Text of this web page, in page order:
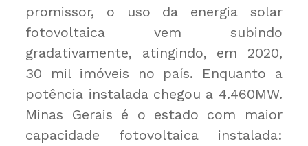
promissor, o uso da energia solar
fotovoltaica vem subindo
gradativamente, atingindo, em 2020,
30 mil imóveis no país. Enquanto a
potência instalada chegou a 4.460MW.
Minas Gerais é o estado com maior
capacidade fotovoltaica instalada: